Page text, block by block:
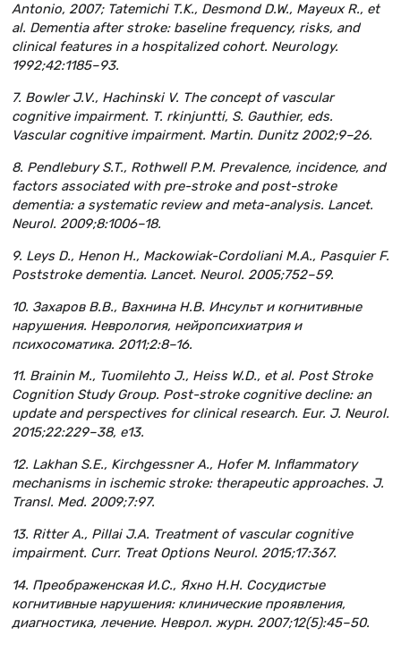
Antonio, 2007; Tatemichi T.K., Desmond D.W., Mayeux R., et
al. Dementia after stroke: baseline frequency, risks, and
clinical features in a hospitalized cohort. Neurology.
1992;42:1185–93.
7. Bowler J.V., Hachinski V. The concept of vascular
cognitive impairment. T. rkinjuntti, S. Gauthier, eds.
Vascular cognitive impairment. Martin. Dunitz 2002;9–26.
8. Pendlebury S.T., Rothwell P.M. Prevalence, incidence, and
factors associated with pre-stroke and post-stroke
dementia: a systematic review and meta-analysis. Lancet.
Neurol. 2009;8:1006–18.
9. Leys D., Неnon H., Mackowiak-Cordoliani M.A., Pasquier F.
Poststroke dementia. Lancet. Neurol. 2005;752–59.
10. Захаров В.В., Вахнина Н.В. Инсульт и когнитивные
нарушения. Неврология, нейропсихиатрия и
психосоматика. 2011;2:8–16.
11. Brainin M., Tuomilehto J., Heiss W.D., et al. Post Stroke
Cognition Study Group. Post-stroke cognitive decline: an
update and perspectives for clinical research. Eur. J. Neurol.
2015;22:229–38, e13.
12. Lakhan S.E., Kirchgessner A., Hofer M. Inflammatory
mechanisms in ischemic stroke: therapeutic approaches. J.
Transl. Med. 2009;7:97.
13. Ritter A., Pillai J.A. Treatment of vascular cognitive
impairment. Curr. Treat Options Neurol. 2015;17:367.
14. Преображенская И.С., Яхно Н.Н. Сосудистые
когнитивные нарушения: клинические проявления,
диагностика, лечение. Неврол. журн. 2007;12(5):45–50.